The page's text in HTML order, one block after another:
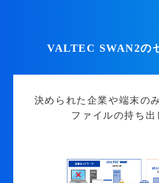
VALTEC SWAN2の
決められた企業や端末の
ファイルの持ち出